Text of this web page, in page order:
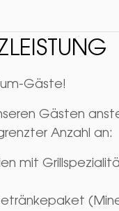
Gäste!
Gästen
Anzahl an:
mit